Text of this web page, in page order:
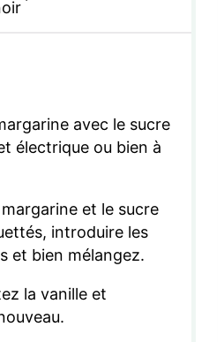
avec le sucre
électrique ou bien à
et le sucre
introduire les
et bien mélangez.
la vanille et